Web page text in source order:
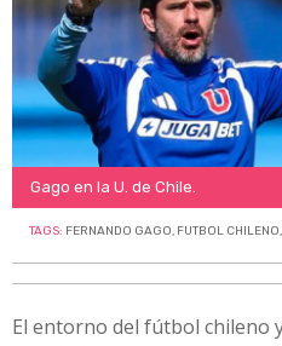
Gago en la U. de Chile.
TAGS: FERNANDO GAGO, FUTBOL CHILENO,
El entorno del fútbol chileno